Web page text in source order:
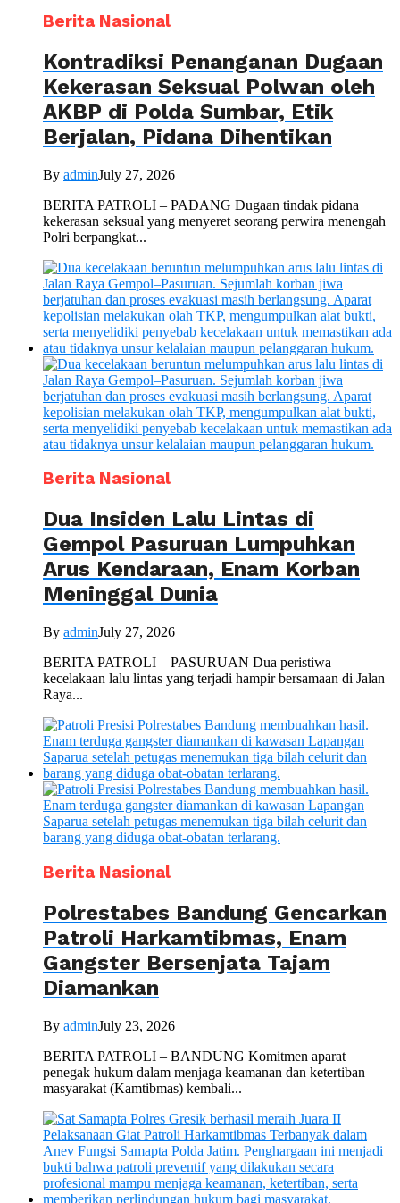
Berita Nasional
Kontradiksi Penanganan Dugaan
Kekerasan Seksual Polwan oleh
AKBP di Polda Sumbar, Etik
Berjalan, Pidana Dihentikan
By adminJuly 27, 2026
BERITA PATROLI – PADANG Dugaan tindak pidana
kekerasan seksual yang menyeret seorang perwira menengah
Polri berpangkat...
Berita Nasional
Dua Insiden Lalu Lintas di
Gempol Pasuruan Lumpuhkan
Arus Kendaraan, Enam Korban
Meninggal Dunia
By adminJuly 27, 2026
BERITA PATROLI – PASURUAN Dua peristiwa
kecelakaan lalu lintas yang terjadi hampir bersamaan di Jalan
Raya...
Berita Nasional
Polrestabes Bandung Gencarkan
Patroli Harkamtibmas, Enam
Gangster Bersenjata Tajam
Diamankan
By adminJuly 23, 2026
BERITA PATROLI – BANDUNG Komitmen aparat
penegak hukum dalam menjaga keamanan dan ketertiban
masyarakat (Kamtibmas) kembali...